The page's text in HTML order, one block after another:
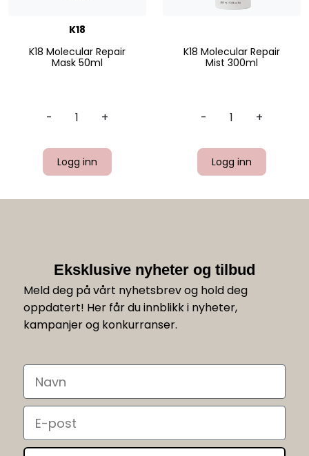
K18
K18 Molecular Repair
Mask 50ml
- +
Logg inn
K18 Molecular Repair
Mist 300ml
- +
Logg inn
Eksklusive nyheter og tilbud
Meld deg på vårt nyhetsbrev og hold deg
oppdatert! Her får du innblikk i nyheter,
kampanjer og konkurranser.
Navn
Email